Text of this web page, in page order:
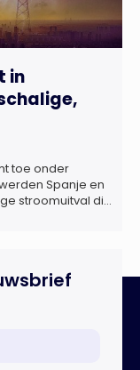
in
toe onder
Spanje en
stroomuitval die